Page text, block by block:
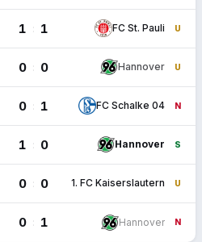
1 : 1 FC St. Pauli U
0 : 0 Hannover U
0 : 1 FC Schalke 04 N
1 : 0 Hannover S
0 : 0 1. FC Kaiserslautern U
0 : 1 Hannover N